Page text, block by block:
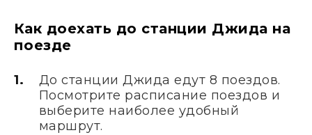
Как доехать до станции Джида на
поезде
До станции Джида едут 8 поездов.
Посмотрите расписание поездов и
выберите наиболее удобный
маршрут.